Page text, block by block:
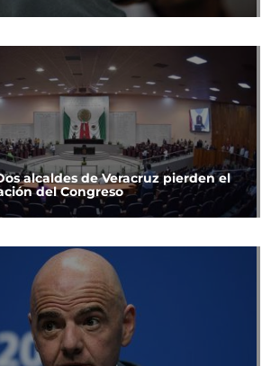
alcaldes de Veracruz pierden el
del Congreso